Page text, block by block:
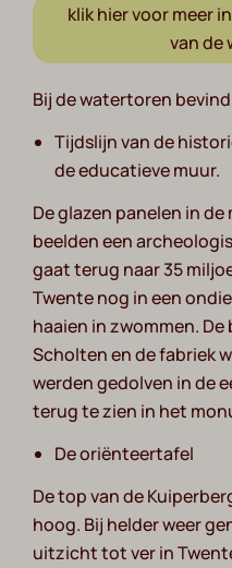
klik hier voor meer
van de
Bij de watertoren
Tijdslijn van de
de educatieve muur.
De glazen panelen in
beelden een
gaat terug naar 35
Twente nog in een
haaien in zwommen.
Scholten en de fabriek
werden gedolven in de
terug te zien in het
De oriënteertafel
De top van de
hoog. Bij helder weer
uitzicht tot ver in